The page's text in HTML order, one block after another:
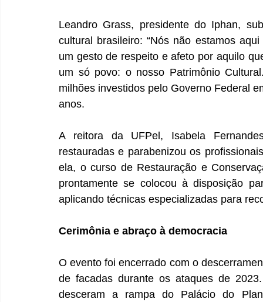
Leandro Grass, presidente do Iphan,
cultural brasileiro: “Nós não estamos
um gesto de respeito e afeto por aquilo
um só povo: o nosso Patrimônio
milhões investidos pelo Governo Federal
anos.
A reitora da UFPel, Isabela
restauradas e parabenizou os
ela, o curso de Restauração e
prontamente se colocou à disposição
aplicando técnicas especializadas para
Cerimônia e abraço à democracia
O evento foi encerrado com o
de facadas durante os ataques de
desceram a rampa do Palácio do